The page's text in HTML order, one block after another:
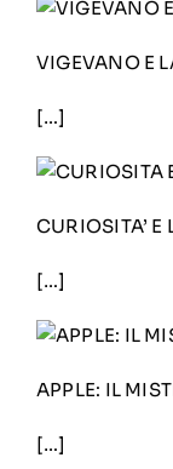
VIGEVANO E
[…]
CURIOSITA’
[…]
APPLE: IL
[…]